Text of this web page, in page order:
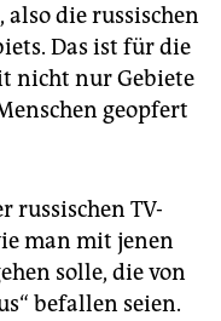
die russischen
Das ist für die
nicht nur Gebiete
geopfert
russischen TV-
man mit jenen
solle, die von
befallen seien.